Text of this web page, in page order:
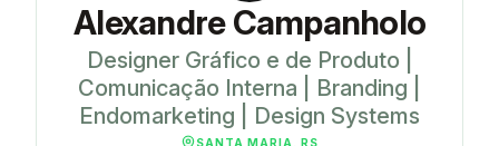
Alexandre Campanholo
Designer Gráfico e de Produto |
Comunicação Interna | Branding |
Endomarketing | Design Systems
SANTA MARIA, RS